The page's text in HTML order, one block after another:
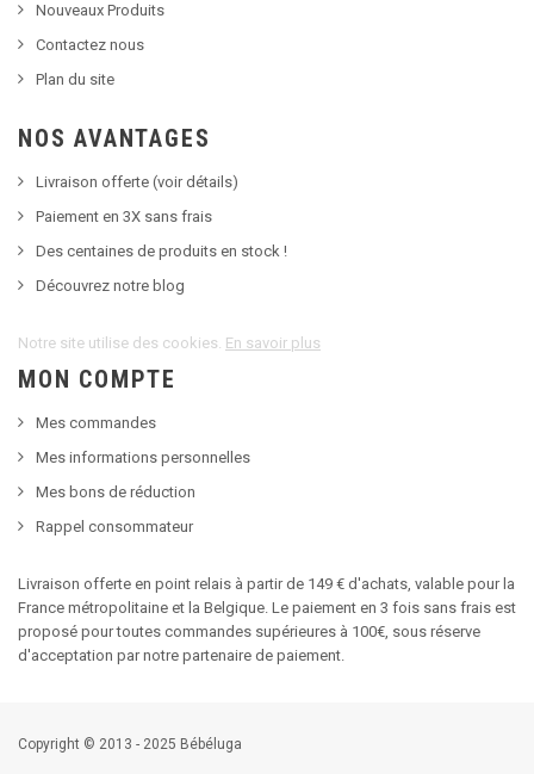
Nouveaux Produits
Contactez nous
Plan du site
NOS AVANTAGES
Livraison offerte (voir détails)
Paiement en 3X sans frais
Des centaines de produits en stock !
Découvrez notre blog
Notre site utilise des cookies. En savoir plus
MON COMPTE
Mes commandes
Mes informations personnelles
Mes bons de réduction
Rappel consommateur
Livraison offerte en point relais à partir de 149 € d'achats, valable pour la
France métropolitaine et la Belgique. Le paiement en 3 fois sans frais est
proposé pour toutes commandes supérieures à 100€, sous réserve
d'acceptation par notre partenaire de paiement.
Copyright © 2013 - 2025 Bébéluga